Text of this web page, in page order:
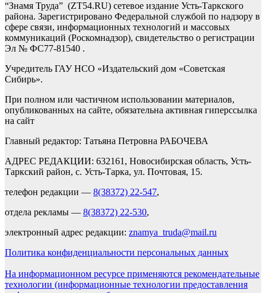
“Знамя Труда” (ZT54.RU) сетевое издание Усть-Таркского
района. Зарегистрировано Федеральной службой по надзору в
сфере связи, информационных технологий и массовых
коммуникаций (Роскомнадзор), свидетельство о регистрации
Эл № ФС77-81540 .
Учредитель ГАУ НСО «Издательский дом «Советская
Сибирь».
При полном или частичном использовании материалов,
опубликованных на сайте, обязательна активная гиперссылка
на сайт
Главный редактор: Татьяна Петровна РАБОЧЕВА
АДРЕС РЕДАКЦИИ: 632161, Новосибирская область, Усть-
Таркский район, с. Усть-Тарка, ул. Почтовая, 15.
телефон редакции — 8(38372) 22-547,
отдела рекламы — 8(38372) 22-530,
электронный адрес редакции: znamya_truda@mail.ru
Политика конфиденциальности персональных данных
На информационном ресурсе применяются рекомендательные
технологии (информационные технологии предоставления